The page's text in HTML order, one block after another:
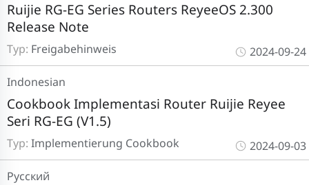
Typ: Freigabehinweis
Ruijie RG-EG Series Routers ReyeeOS 2.300
Release Note
2024-09-24
Typ: Implementierung Cookbook
Cookbook Implementasi Router Ruijie Reyee
Seri RG-EG (V1.5)
Indonesian
2024-09-03
Pусский